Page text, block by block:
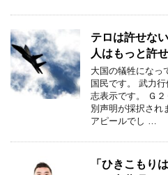
テロは許せな
人はもっと許
大国の犠牲になっ
国民です。 武力
志表示です。 Ｇ
別声明が採択され
アピールでし …
「ひきこもり